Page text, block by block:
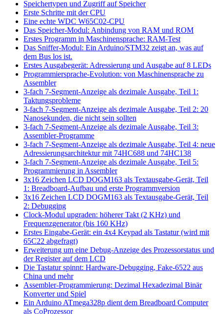
Speichertypen und Zugriff auf Speicher
Erste Schritte mit der CPU
Eine echte WDC W65C02-CPU
Das Speicher-Modul: Anbindung von RAM und ROM
Erstes Programm in Maschinensprache: RAM-Test
Das Sniffer-Modul: Ein Arduino/STM32 zeigt an, was auf
dem Bus los ist.
Erstes Ausgabegerät: Adressierung und Ausgabe auf 8 LEDs
Programmiersprache-Evolution: von Maschinensprache zu
Assembler
3-fach 7-Segment-Anzeige als dezimale Ausgabe, Teil 1:
Taktungsprobleme
3-fach 7-Segment-Anzeige als dezimale Ausgabe, Teil 2: 20
Nanosekunden, die nicht sein sollten
3-fach 7-Segment-Anzeige als dezimale Ausgabe, Teil 3:
Assembler-Programme
3-fach 7-Segment-Anzeige als dezimale Ausgabe, Teil 4: neue
Adressierungsarchitektur mit 74HC688 und 74HC138
3-fach 7-Segment-Anzeige als dezimale Ausgabe, Teil 5:
Programmierung in Assembler
3x16 Zeichen LCD DOGM163 als Textausgabe-Gerät, Teil
1: Breadboard-Aufbau und erste Programmversion
3x16 Zeichen LCD DOGM163 als Textausgabe-Gerät, Teil
2: Debugging
Clock-Modul upgraden: höherer Takt (2 KHz) und
Frequenzgenerator (bis 160 KHz)
Erstes Eingabe-Gerät: ein 4x4 Keypad als Tastatur (wird mit
65C22 abgefragt)
Erweiterung um eine Debug-Anzeige des Prozessorstatus und
der Register auf dem LCD
Die Tastatur spinnt: Hardware-Debugging, Fake-6522 aus
China und mehr
Assembler-Programmierung: Dezimal Hexadezimal Binär
Konverter und Spiel
Ein Arduino ATmega328p dient dem Breadboard Computer
als CoProzessor